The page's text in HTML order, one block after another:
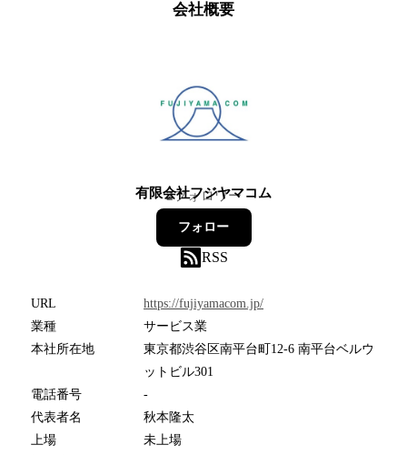
会社概要
有限会社フジヤマコム
2フォロワー
フォロー
RSS
URL
https://fujiyamacom.jp/
業種
サービス業
本社所在地
東京都渋谷区南平台町12-6 南平台ベルウ
ットビル301
電話番号
-
代表者名
秋本隆太
上場
未上場